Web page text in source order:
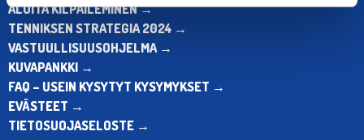
ALOITA KILPAILEMINEN →
TENNIKSEN STRATEGIA 2024 →
VASTUULLISUUSOHJELMA →
KUVAPANKKI →
FAQ – USEIN KYSYTYT KYSYMYKSET →
EVÄSTEET →
TIETOSUOJASELOSTE →